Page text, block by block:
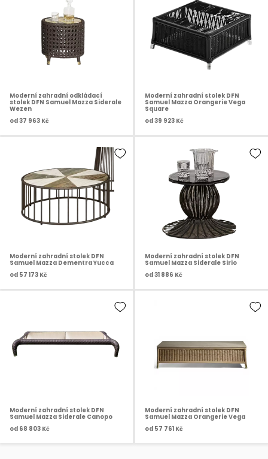
Moderní zahradní odkládací
stolek DFN Samuel Mazza Siderale
Wezen
od 37 963 Kč
Moderní zahradní stolek DFN
Samuel Mazza Orangerie Vega
Square
od 39 923 Kč
Moderní zahradní stolek DFN
Samuel Mazza Dementra Yucca
od 57 173 Kč
Moderní zahradní stolek DFN
Samuel Mazza Siderale Sirio
od 31 886 Kč
Moderní zahradní stolek DFN
Samuel Mazza Siderale Canopo
od 68 803 Kč
Moderní zahradní stolek DFN
Samuel Mazza Orangerie Vega
od 57 761 Kč